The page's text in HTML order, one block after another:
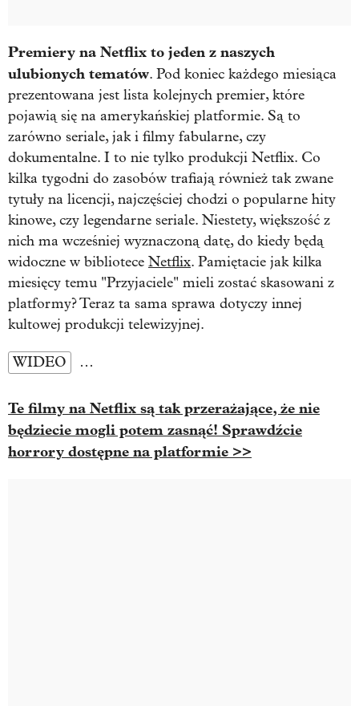
Premiery na Netflix to jeden z naszych
ulubionych tematów. Pod koniec każdego miesiąca
prezentowana jest lista kolejnych premier, które
pojawią się na amerykańskiej platformie. Są to
zarówno seriale, jak i filmy fabularne, czy
dokumentalne. I to nie tylko produkcji Netflix. Co
kilka tygodni do zasobów trafiają również tak zwane
tytuły na licencji, najczęściej chodzi o popularne hity
kinowe, czy legendarne seriale. Niestety, większość z
nich ma wcześniej wyznaczoną datę, do kiedy będą
widoczne w bibliotece Netflix. Pamiętacie jak kilka
miesięcy temu "Przyjaciele" mieli zostać skasowani z
platformy? Teraz ta sama sprawa dotyczy innej
kultowej produkcji telewizyjnej.
WIDEO …
Te filmy na Netflix są tak przerażające, że nie
będziecie mogli potem zasnąć! Sprawdźcie
horrory dostępne na platformie >>